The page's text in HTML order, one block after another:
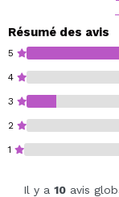
Vegan.
Cruelty free.
Résumé des avis
5
4
3
2
1
Il y a 10 avis